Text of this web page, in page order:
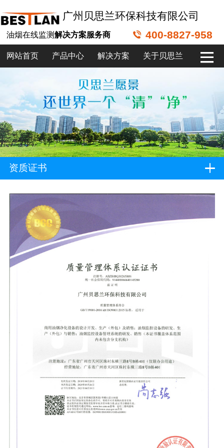
广州贝思兰环保科技有限公司
油烟在线监测解决方案服务商 400-8827-958
网站首页 产品中心 解决方案 关于贝思兰
资质证书